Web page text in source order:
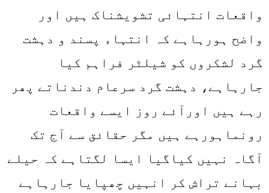
واقعات انتہائی تشویشناک ہیں اور
واضح ہورہاہے کہ انتہاء پسند و دہشت
گرد لشکروں کو شیلٹر فراہم کیا
جارہاہے، دہشت گرد سرعام دندناتے پھر
رہے ہیں اورآئے روز ایسے واقعات
رونماہورہے ہیں مگر حقائق سے آج تک
آگاہ نہیں کیاگیا ایسا لگتاہے کہ حیلے
بہانے تراش کر انہیں چھپایا جارہاہے